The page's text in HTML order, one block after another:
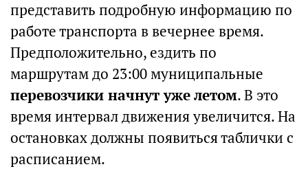
представить подробную информацию по
работе транспорта в вечернее время.
Предположительно, ездить по
маршрутам до 23:00 муниципальные
перевозчики начнут уже летом. В это
время интервал движения увеличится. На
остановках должны появиться таблички с
расписанием.